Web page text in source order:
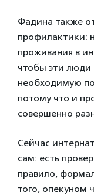
Фадина также
профилактики:
проживания в
чтобы эти люди
необходимую
потому что и
совершенно
Сейчас
сам: есть
правило,
того, опекуном